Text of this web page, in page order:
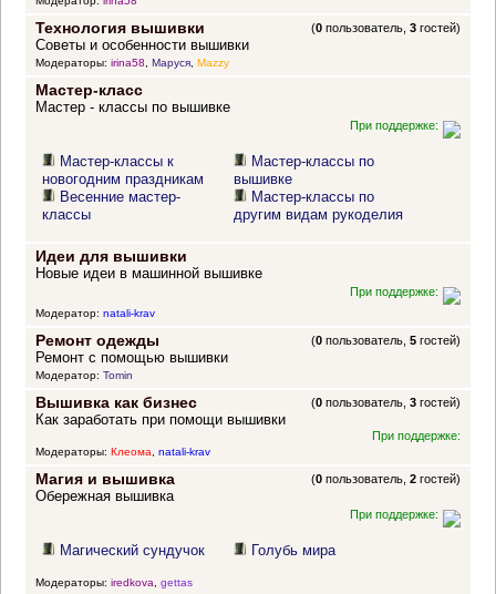
Технология вышивки (0 пользователь,3 гостей)
Советы и особенности вышивки
Модераторы: irina58, Маруся, Mazzy
Мастер-класс
Мастер - классы по вышивке
При поддержке:
Мастер-классы к
новогодним праздникам
Весенние мастер-
классы
Мастер-классы по
вышивке
Мастер-классы по
другим видам рукоделия
Идеи для вышивки
Новые идеи в машинной вышивке
При поддержке:
Модератор: natali-krav
Ремонт одежды (0 пользователь,5 гостей)
Ремонт с помощью вышивки
Модератор: Tomin
Вышивка как бизнес (0 пользователь,3 гостей)
Как заработать при помощи вышивки
При поддержке:
Модераторы: Клеома, natali-krav
Магия и вышивка (0 пользователь,2 гостей)
Обережная вышивка
При поддержке:
Магический сундучок Голубь мира
Модераторы: iredkova gettas